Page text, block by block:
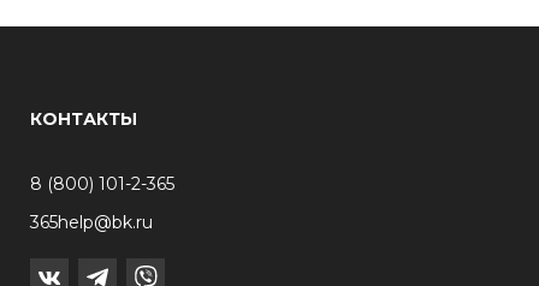
КОНТАКТЫ
8 (800) 101-2-365
365help@bk.ru